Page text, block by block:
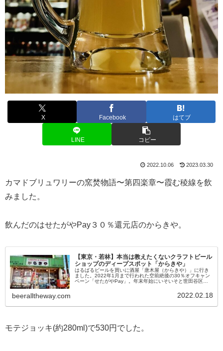
X Facebook はてブ
LINE コピー
2022.10.06 2023.03.30
カマドブリュワリーの窯焚物語〜第四楽章〜霞む稜線を飲
みました。
飲んだのはせたがやPay３０％還元店のからきや。
【東京・若林】本当は教えたくないクラフトビール
ショップのディープスポット「からきや」
はるばるビールを買いに酒屋「唐木屋（からきや）」に行き
ました。2022年1月まで行われた空前絶後の30％オフキャン
ペーン「せたがやPay」。年末年始にいそいそと世田谷区の
beeralltheway.com 2022.02.18
モテジョッキ(約280ml)で530円でした。